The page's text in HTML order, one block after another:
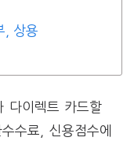
, 상용
다이렉트 카드할
수료, 신용점수에